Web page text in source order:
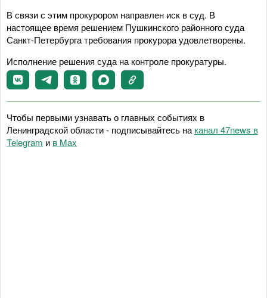
В связи с этим прокурором направлен иск в суд. В
настоящее время решением Пушкинского районного суда
Санкт-Петербурга требования прокурора удовлетворены.
Исполнение решения суда на контроле прокуратуры.
Чтобы первыми узнавать о главных событиях в
Ленинградской области - подписывайтесь на канал 47news в
Telegram и в Maх